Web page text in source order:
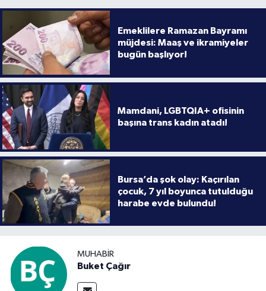
Emeklilere Ramazan Bayramı
müjdesi: Maaş ve ikramiyeler
bugün başlıyor!
Mamdani, LGBTQIA+ ofisinin
başına trans kadın atadı!
Bursa’da şok olay: Kaçırılan
çocuk, 7 yıl boyunca tutulduğu
harabe evde bulundu!
MUHABIR
Buket Çağır